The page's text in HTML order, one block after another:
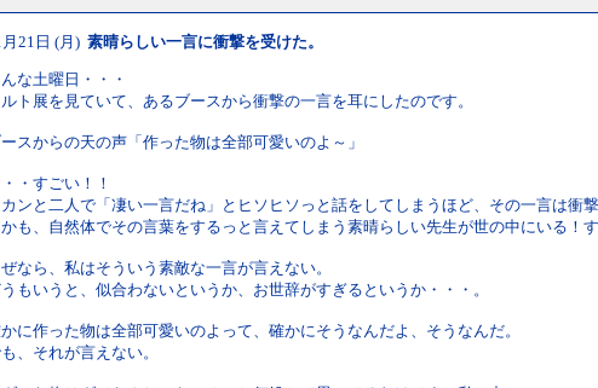
月21日 (月) 素晴らしい一言に衝撃を受けた。
な土曜日・・・
ト展を見ていて、あるブースから衝撃の一言を耳にしたのです。
スからの天の声「作った物は全部可愛いのよ～」
・・すごい！！
ンと二人で「凄い一言だね」とヒソヒソっと話をしてしまうほど、その一言は衝撃
かも、自然体でその言葉をするっと言えてしまう素晴らしい先生が世の中にいる！す
なら、私はそういう素敵な一言が言えない。
うもいうと、似合わないというか、お世辞がすぎるというか・・・。
に作った物は全部可愛いのよって、確かにそうなんだよ、そうなんだ。
、それが言えない。